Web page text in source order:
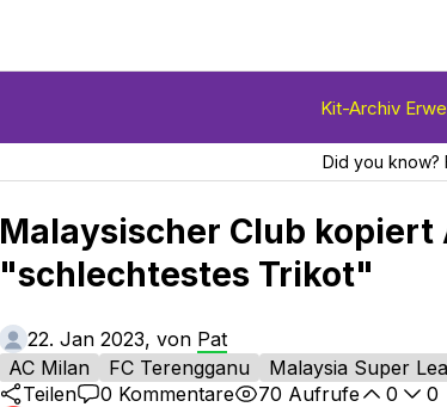
Kit-Archiv
Did you know?
Malaysischer Club kopiert
"schlechtestes Trikot"
22. Jan 2023, von Pat
AC Milan
FC Terengganu Malaysia Super
Teilen
0 Kommentare 70 Aufrufe 0
0